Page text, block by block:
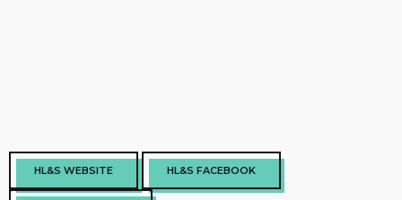
HL&S WEBSITE HL&S FACEBOOK